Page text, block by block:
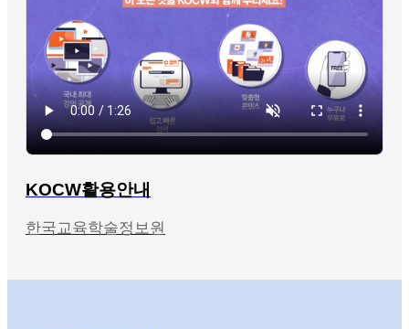
KOCW활용안내
한국교육학술정보원